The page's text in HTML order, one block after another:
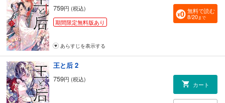
759円 (税込)
期間限定無料版あり
無料で読む
8/20まで
あらすじを表示する
王と后 2
759円 (税込)
カート